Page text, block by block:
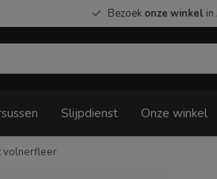
Bezoek onze winkel in
Slijpdienst Onze winkel
volnerfleer